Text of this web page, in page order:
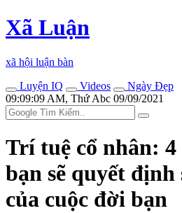
Xã Luận
xã hội luận bàn
Luyện IQ
Videos
Ngày Đẹp
09:09:09 AM, Thứ Abc 09/09/2021
Trí tuệ cổ nhân:
bạn sẽ quyết
của cuộc đời bạn